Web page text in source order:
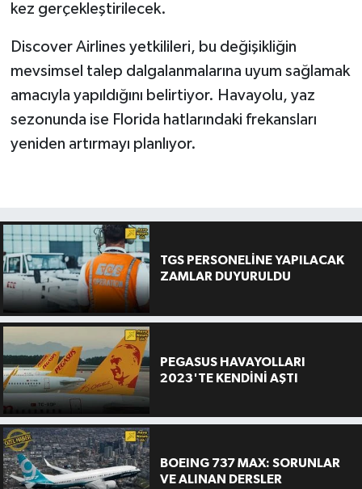
kez gerçekleştirilecek.
Discover Airlines yetkilileri, bu değişikliğin
mevsimsel talep dalgalanmalarına uyum sağlamak
amacıyla yapıldığını belirtiyor. Havayolu, yaz
sezonunda ise Florida hatlarındaki frekansları
yeniden artırmayı planlıyor.
TGS PERSONELİNE YAPILACAK
ZAMLAR DUYURULDU
PEGASUS HAVAYOLLARI
2023'TE KENDİNİ AŞTI
BOEING 737 MAX: SORUNLAR
VE ALINAN DERSLER